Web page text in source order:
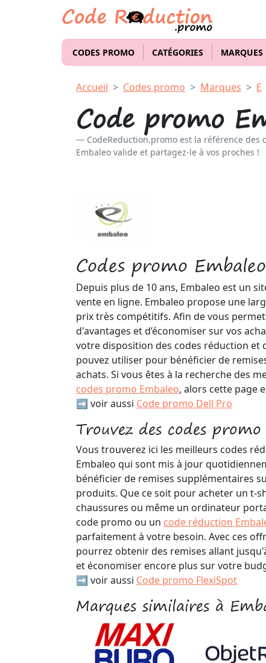
CODES PROMO CATÉGORIES MARQUES
Accueil Codes promo Marques E
Code promo
CodeReduction.promo est la référence
Embaleo valide et partagez-le à vos proches !
Codes promo Embaleo
Depuis plus de 10 ans, Embaleo est un
vente en ligne. Embaleo propose une
prix très compétitifs. Afin de vous
d'avantages et d’économiser sur vos
votre disposition des codes réduction et
pouvez utiliser pour bénéficier de
achats. Si vous êtes à la recherche des
codes promo Embaleo, alors cette page
➡️ voir aussi Code promo Dell Pro
Trouvez des codes
Vous trouverez ici les meilleurs codes
Embaleo qui sont mis à jour
bénéficier de remises supplémentaires
produits. Que ce soit pour acheter un t-
chaussures ou même un ordinateur
code promo ou un code réduction
parfaitement à votre besoin. Avec ces
pourrez obtenir des remises allant
et économiser encore plus sur votre
➡️ voir aussi Code promo FlexiSpot
Marques similaires à